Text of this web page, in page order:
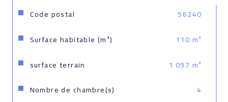
Caractéristiques Valeurs
Code postal
56240
Surface habitable (m²)
110 m²
surface terrain
1 097 m²
Nombre de chambre(s)
4